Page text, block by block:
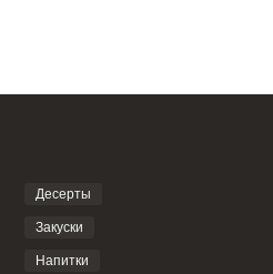
Десерты
Закуски
Напитки